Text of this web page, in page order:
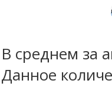
В среднем за
Данное